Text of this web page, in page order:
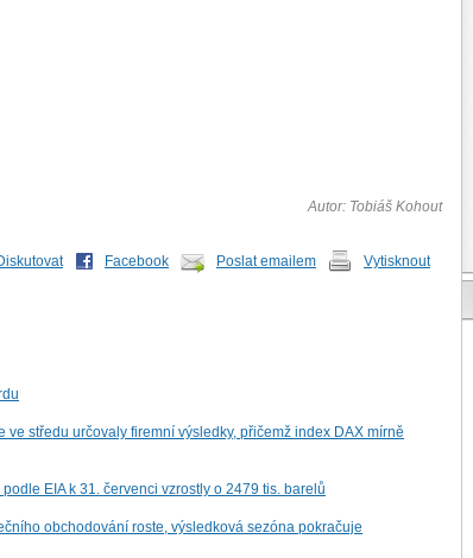
Autor: Tobiáš Kohout
Facebook Poslat emailem Vytisknout
ve středu určovaly firemní výsledky, přičemž index DAX mírně
EIA k 31. červenci vzrostly o 2479 tis. barelů
obchodování roste, výsledková sezóna pokračuje